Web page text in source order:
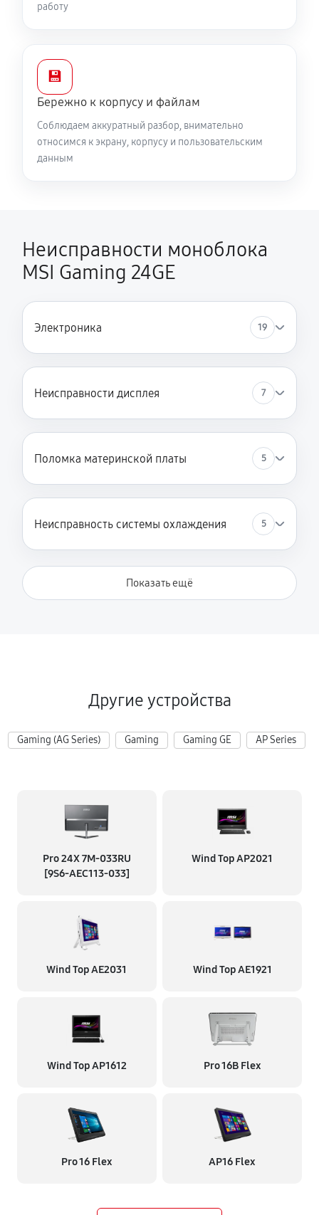
работу
💾
Бережно к корпусу и файлам
Соблюдаем аккуратный разбор, внимательно
относимся к экрану, корпусу и пользовательским
данным
Неисправности моноблока
MSI Gaming 24GE
Электроника 19
Неисправности дисплея 7
Поломка материнской платы 5
Неисправность системы охлаждения 5
Показать ещё
Другие устройства
Gaming (AG Series) Gaming Gaming GE AP Series
Pro 24X 7M-033RU
[9S6-AEC113-033]
Wind Top AP2021
Wind Top AE2031 Wind Top AE1921
Wind Top AP1612 Pro 16B Flex
Pro 16 Flex AP16 Flex